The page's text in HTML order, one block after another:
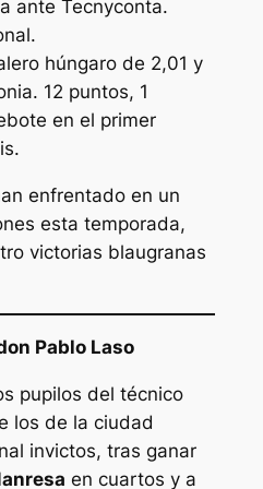
ante Tecnyconta.
húngaro de 2,01 y
12 puntos, 1
en el primer
enfrentado en un
esta temporada,
victorias blaugranas
Pablo Laso
pupilos del técnico
los de la ciudad
invictos, tras ganar
en cuartos y a